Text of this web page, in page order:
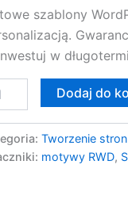
szablony
w
Dodaj do
Tworzenie
motywy RWD,